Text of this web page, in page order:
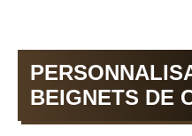
BEIGNETS DE